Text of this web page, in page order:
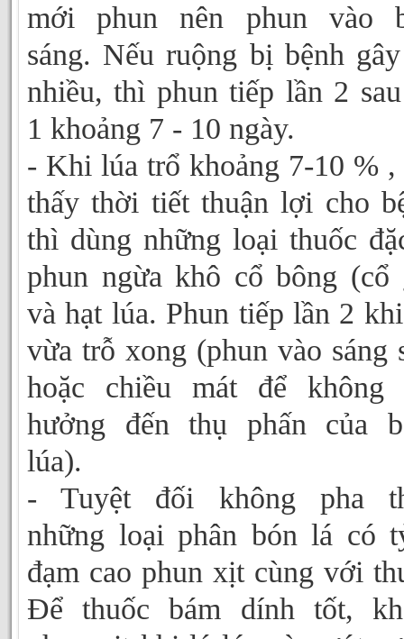
mới phun nên phun vào
sáng. Nếu ruộng bị bệnh
nhiều, thì phun tiếp lần 2
1 khoảng 7 - 10 ngày.
- Khi lúa trổ khoảng 7-10 % ,
thấy thời tiết thuận lợi cho
thì dùng những loại thuốc
phun ngừa khô cổ bông (cổ
và hạt lúa. Phun tiếp lần 2
vừa trỗ xong (phun vào sáng
hoặc chiều mát để không
hưởng đến thụ phấn của
lúa).
- Tuyệt đối không pha
những loại phân bón lá có
đạm cao phun xịt cùng với
Để thuốc bám dính tốt,